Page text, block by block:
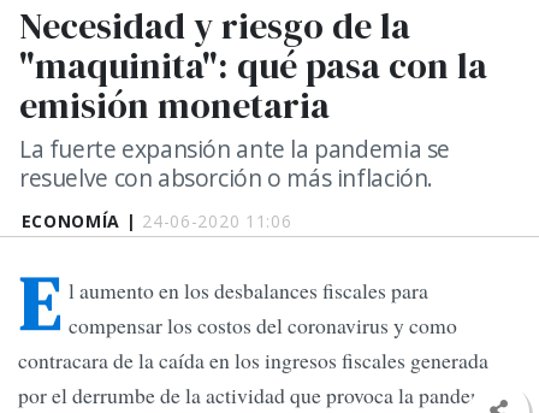
ECONOMÍA | 24-06-2020 11:06
Necesidad y riesgo de la
"maquinita": qué pasa con la
emisión monetaria
La fuerte expansión ante la pandemia se
resuelve con absorción o más inflación.
E l aumento en los desbalances fiscales para
compensar los costos del coronavirus y como
contracara de la caída en los ingresos fiscales generada
por el derrumbe de la actividad que provoca la pandemia